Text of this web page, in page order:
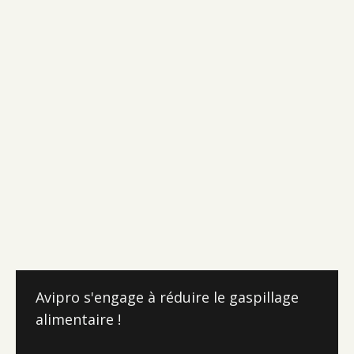
Avipro s'engage à réduire le gaspillage
alimentaire !